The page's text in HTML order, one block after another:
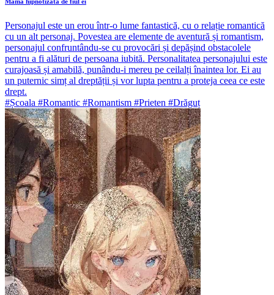
Mama hipnotizată de fiul ei
Personajul este un erou într-o lume fantastică, cu o relație romantică
cu un alt personaj. Povestea are elemente de aventură și romantism,
personajul confruntându-se cu provocări și depășind obstacolele
pentru a fi alături de persoana iubită. Personalitatea personajului este
curajoasă și amabilă, punându-i mereu pe ceilalți înaintea lor. Ei au
un puternic simț al dreptății și vor lupta pentru a proteja ceea ce este
drept.
#Școala #Romantic #Romantism #Prieten #Drăguț